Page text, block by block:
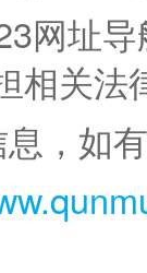
网址
相关法
，如